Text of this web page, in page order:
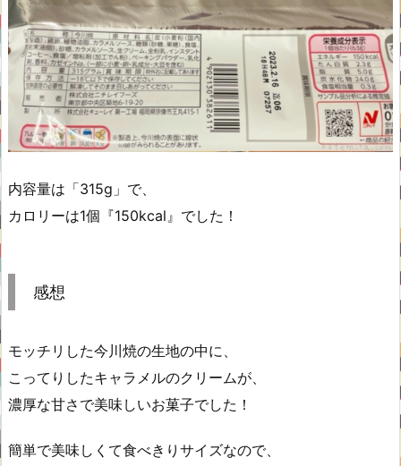
内容量は「315g」で、
カロリーは1個『150kcal』でした！
感想
モッチリした今川焼の生地の中に、
こってりしたキャラメルのクリームが、
濃厚な甘さで美味しいお菓子でした！
簡単で美味しくて食べきりサイズなので、